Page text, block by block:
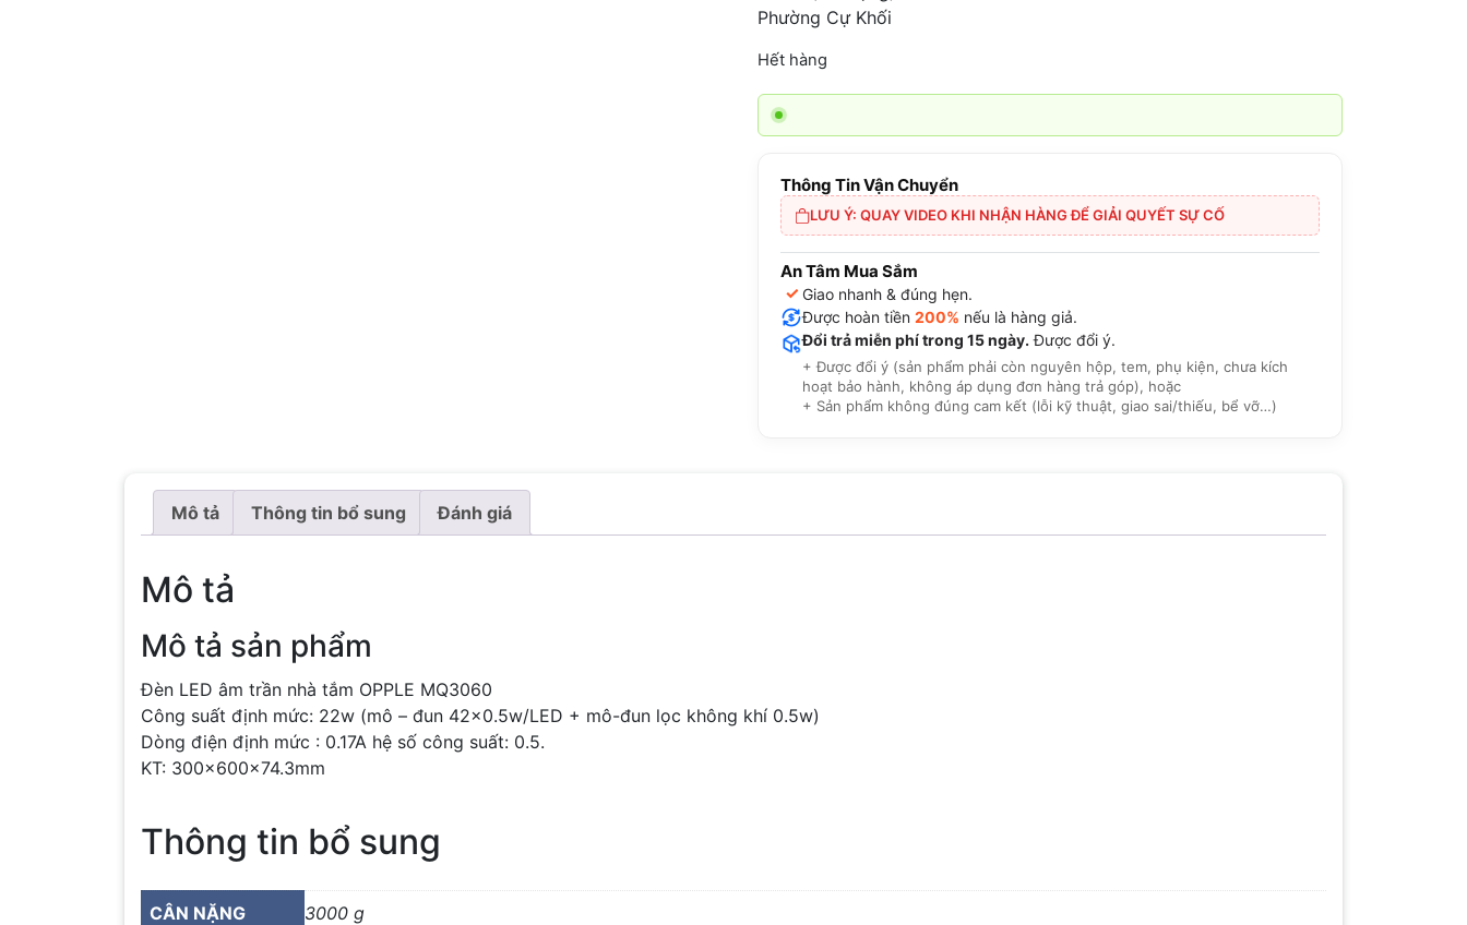
Phường Cự Khối
Hết hàng
Thông Tin Vận Chuyển
LƯU Ý: QUAY VIDEO KHI NHẬN HÀNG ĐỂ GIẢI QUYẾT SỰ CỐ
An Tâm Mua Sắm
✓ Giao nhanh & đúng hẹn.
Được hoàn tiền200% nếu là hàng giả.
Đổi trả miễn phí trong 15 ngày. Được đổi ý.
+ Được đổi ý (sản phẩm phải còn nguyên hộp, tem, phụ kiện, chưa kích
hoạt bảo hành, không áp dụng đơn hàng trả góp), hoặc
+ Sản phẩm không đúng cam kết (lỗi kỹ thuật, giao sai/thiếu, bể vỡ…)
Mô tả Thông tin bổ sung Đánh giá
Mô tả
Mô tả sản phẩm
Đèn LED âm trần nhà tắm OPPLE MQ3060
Công suất định mức: 22w (mô – đun 42×0.5w/LED + mô-đun lọc không khí 0.5w)
Dòng điện định mức : 0.17A hệ số công suất: 0.5.
KT: 300x600x74.3mm
Thông tin bổ sung
CÂN NẶNG 3000 g